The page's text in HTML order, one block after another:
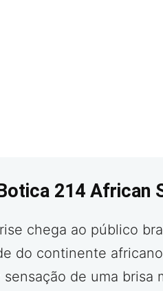
214 African
chega ao público
do continente
de uma